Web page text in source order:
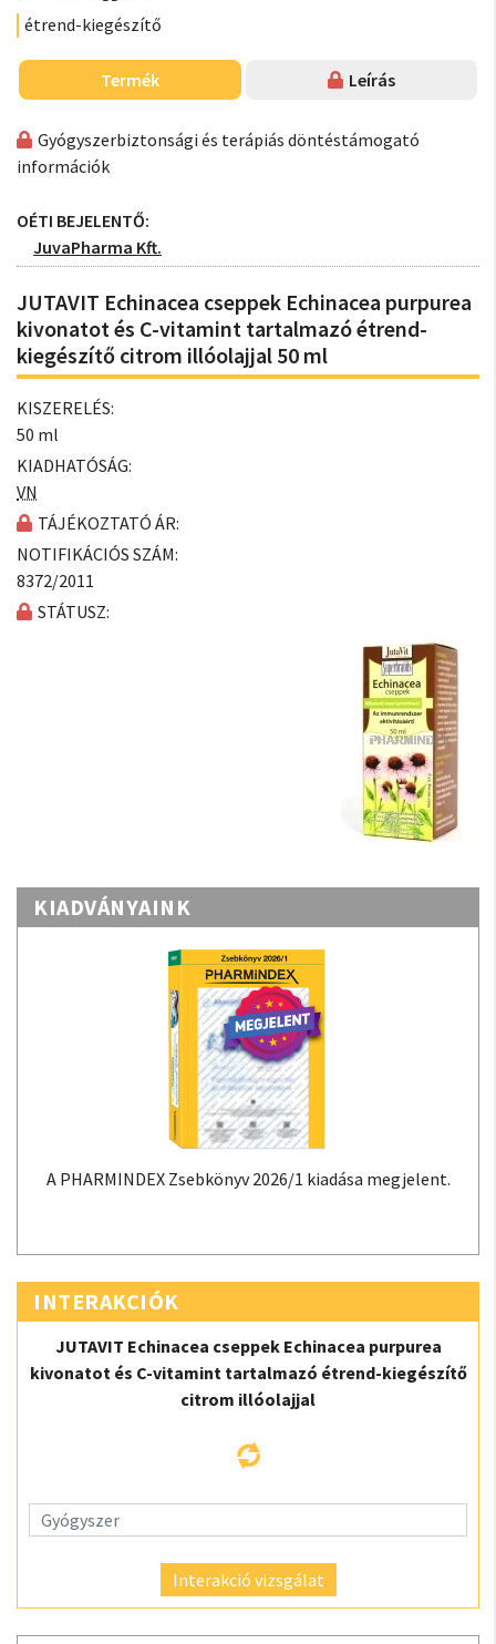
étrend-kiegészítő
Termék Leírás
Gyógyszerbiztonsági és terápiás döntéstámogató
információk
OÉTI BEJELENTŐ:
JuvaPharma Kft.
JUTAVIT Echinacea cseppek Echinacea purpurea
kivonatot és C-vitamint tartalmazó étrend-
kiegészítő citrom illóolajjal 50 ml
KISZERELÉS:
50 ml
KIADHATÓSÁG:
VN
TÁJÉKOZTATÓ ÁR:
NOTIFIKÁCIÓS SZÁM:
8372/2011
STÁTUSZ:
KIADVÁNYAINK
A PHARMINDEX Zsebkönyv 2026/1 kiadása megjelent.
INTERAKCIÓK
JUTAVIT Echinacea cseppek Echinacea purpurea
kivonatot és C-vitamint tartalmazó étrend-kiegészítő
citrom illóolajjal
Interakció vizsgálat